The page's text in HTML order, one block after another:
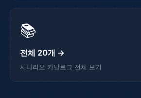
📚
전체 20개 →
시나리오 카탈로그 전체 보기